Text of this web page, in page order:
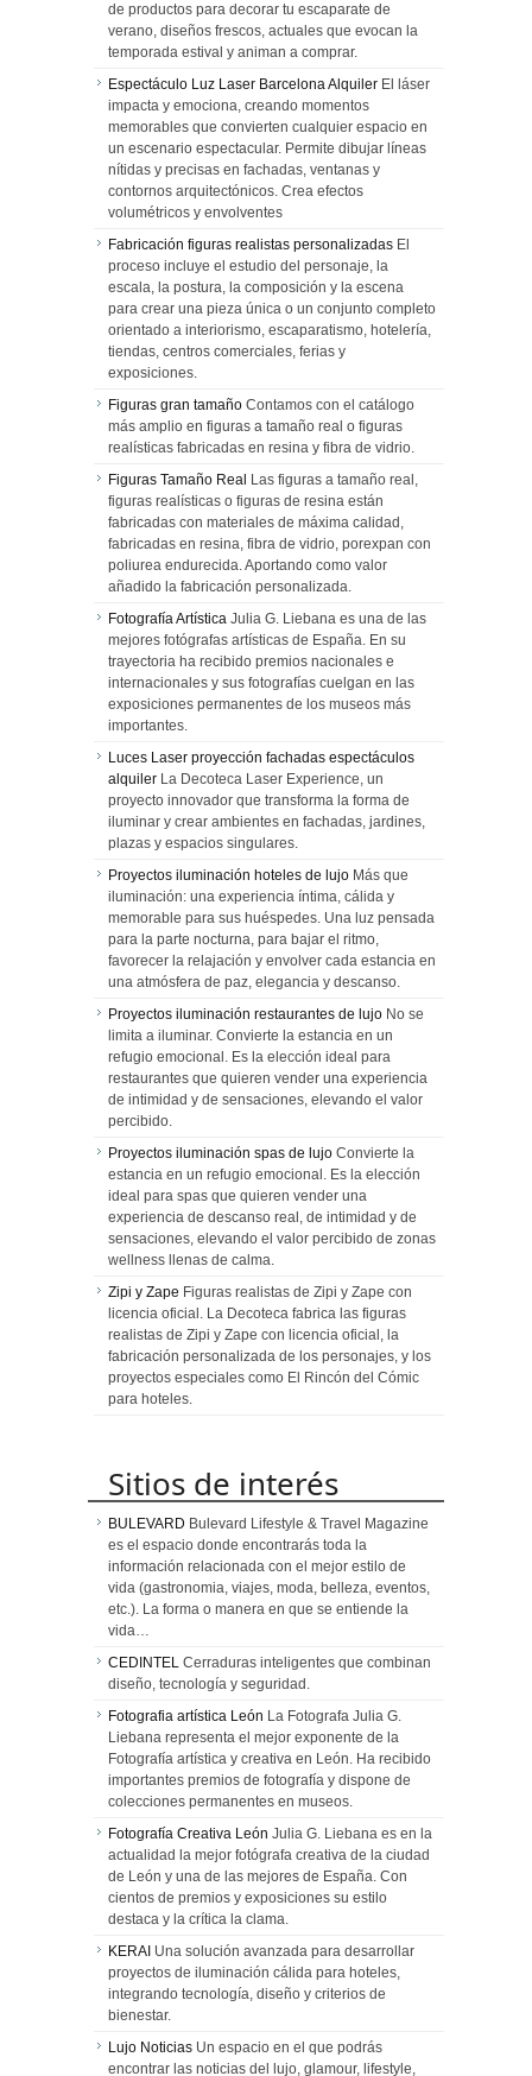
de productos para decorar tu escaparate de
verano, diseños frescos, actuales que evocan la
temporada estival y animan a comprar.
Espectáculo Luz Laser Barcelona Alquiler El láser
impacta y emociona, creando momentos
memorables que convierten cualquier espacio en
un escenario espectacular. Permite dibujar líneas
nítidas y precisas en fachadas, ventanas y
contornos arquitectónicos. Crea efectos
volumétricos y envolventes
Fabricación figuras realistas personalizadas El
proceso incluye el estudio del personaje, la
escala, la postura, la composición y la escena
para crear una pieza única o un conjunto completo
orientado a interiorismo, escaparatismo, hotelería,
tiendas, centros comerciales, ferias y
exposiciones.
Figuras gran tamaño Contamos con el catálogo
más amplio en figuras a tamaño real o figuras
realísticas fabricadas en resina y fibra de vidrio.
Figuras Tamaño Real Las figuras a tamaño real,
figuras realísticas o figuras de resina están
fabricadas con materiales de máxima calidad,
fabricadas en resina, fibra de vidrio, porexpan con
poliurea endurecida. Aportando como valor
añadido la fabricación personalizada.
Fotografía Artística Julia G. Liebana es una de las
mejores fotógrafas artísticas de España. En su
trayectoria ha recibido premios nacionales e
internacionales y sus fotografías cuelgan en las
exposiciones permanentes de los museos más
importantes.
Luces Laser proyección fachadas espectáculos
alquiler La Decoteca Laser Experience, un
proyecto innovador que transforma la forma de
iluminar y crear ambientes en fachadas, jardines,
plazas y espacios singulares.
Proyectos iluminación hoteles de lujo Más que
iluminación: una experiencia íntima, cálida y
memorable para sus huéspedes. Una luz pensada
para la parte nocturna, para bajar el ritmo,
favorecer la relajación y envolver cada estancia en
una atmósfera de paz, elegancia y descanso.
Proyectos iluminación restaurantes de lujo No se
limita a iluminar. Convierte la estancia en un
refugio emocional. Es la elección ideal para
restaurantes que quieren vender una experiencia
de intimidad y de sensaciones, elevando el valor
percibido.
Proyectos iluminación spas de lujo Convierte la
estancia en un refugio emocional. Es la elección
ideal para spas que quieren vender una
experiencia de descanso real, de intimidad y de
sensaciones, elevando el valor percibido de zonas
wellness llenas de calma.
Zipi y Zape Figuras realistas de Zipi y Zape con
licencia oficial. La Decoteca fabrica las figuras
realistas de Zipi y Zape con licencia oficial, la
fabricación personalizada de los personajes, y los
proyectos especiales como El Rincón del Cómic
para hoteles.
Sitios de interés
BULEVARD Bulevard Lifestyle & Travel Magazine
es el espacio donde encontrarás toda la
información relacionada con el mejor estilo de
vida (gastronomia, viajes, moda, belleza, eventos,
etc.). La forma o manera en que se entiende la
vida…
CEDINTEL Cerraduras inteligentes que combinan
diseño, tecnología y seguridad.
Fotografia artística León La Fotografa Julia G.
Liebana representa el mejor exponente de la
Fotografía artística y creativa en León. Ha recibido
importantes premios de fotografía y dispone de
colecciones permanentes en museos.
Fotografía Creativa León Julia G. Liebana es en la
actualidad la mejor fotógrafa creativa de la ciudad
de León y una de las mejores de España. Con
cientos de premios y exposiciones su estilo
destaca y la crítica la clama.
KERAI Una solución avanzada para desarrollar
proyectos de iluminación cálida para hoteles,
integrando tecnología, diseño y criterios de
bienestar.
Lujo Noticias Un espacio en el que podrás
encontrar las noticias del lujo, glamour, lifestyle,